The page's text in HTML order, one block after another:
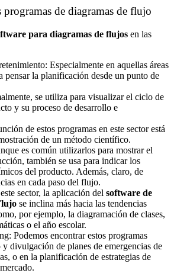
de diagramas de flujo
para diagramas de flujos en las
Especialmente en aquellas áreas
pensar la planificación desde un punto de
se utiliza para visualizar el ciclo de
y su proceso de desarrollo e
de estos programas en este sector está
de un método científico.
es común utilizarlos para mostrar el
también se usa para indicar los
del producto. Además, claro, de
en cada paso del flujo.
sector, la aplicación del software de
se inclina más hacia las tendencias
por ejemplo, la diagramación de clases,
o el año escolar.
Podemos encontrar estos programas
y divulgación de planes de emergencias de
o en la planificación de estrategias de